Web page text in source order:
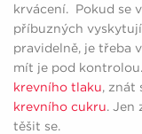
krvácení. Pokud se
příbuzných
pravidelně, je třeba
mít je pod
krevního tlaku, znát
krevního cukru. Jen
těšit se.